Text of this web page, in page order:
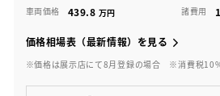
車両価格 439.8 諸費用
価格相場表（最新情報）を見る
※価格は展示店にて8月登録の場合 ※消費税